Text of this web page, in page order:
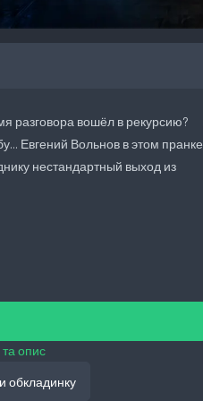
разговора вошёл в рекурсию?
Евгений Вольнов в этом пранке
нестандартный выход из
опис
обкладинку